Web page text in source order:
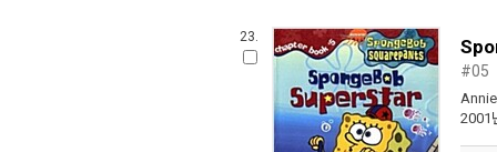
23.
#05
2001